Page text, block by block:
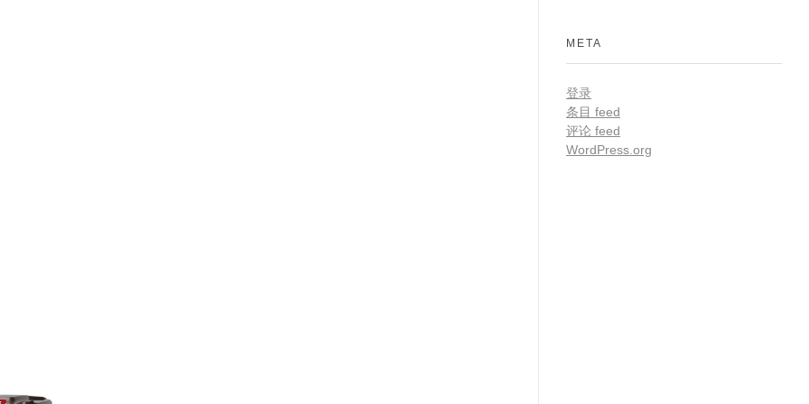
META
登录
条目 feed
评论 feed
WordPress.org